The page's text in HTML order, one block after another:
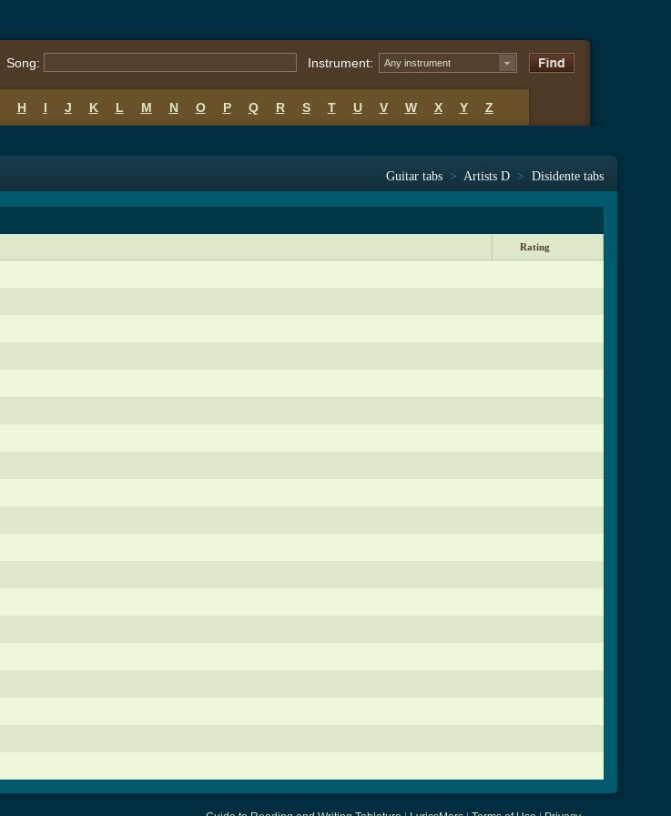
Song: Instrument: Any instrument
H I J K L M N O P Q R S T U V W X Y Z
Guitar tabs > Artists D > Disidente tabs
Rating